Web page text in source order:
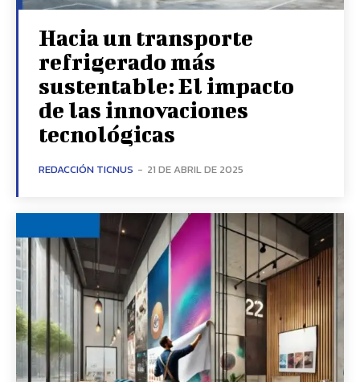
Hacia un transporte
refrigerado más
sustentable: El impacto
de las innovaciones
tecnológicas
REDACCIÓN TICNUS - 21 DE ABRIL DE 2025